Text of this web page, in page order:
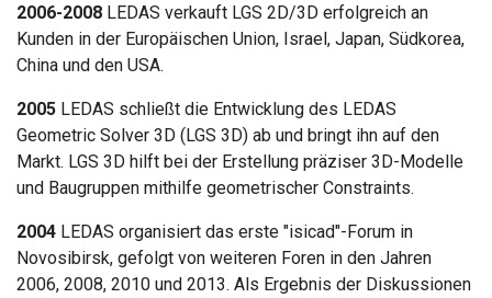
2006-2008 LEDAS verkauft LGS 2D/3D erfolgreich an
Kunden in der Europäischen Union, Israel, Japan, Südkorea,
China und den USA.
2005 LEDAS schließt die Entwicklung des LEDAS
Geometric Solver 3D (LGS 3D) ab und bringt ihn auf den
Markt. LGS 3D hilft bei der Erstellung präziser 3D-Modelle
und Baugruppen mithilfe geometrischer Constraints.
2004 LEDAS organisiert das erste "isicad"-Forum in
Novosibirsk, gefolgt von weiteren Foren in den Jahren
2006, 2008, 2010 und 2013. Als Ergebnis der Diskussionen